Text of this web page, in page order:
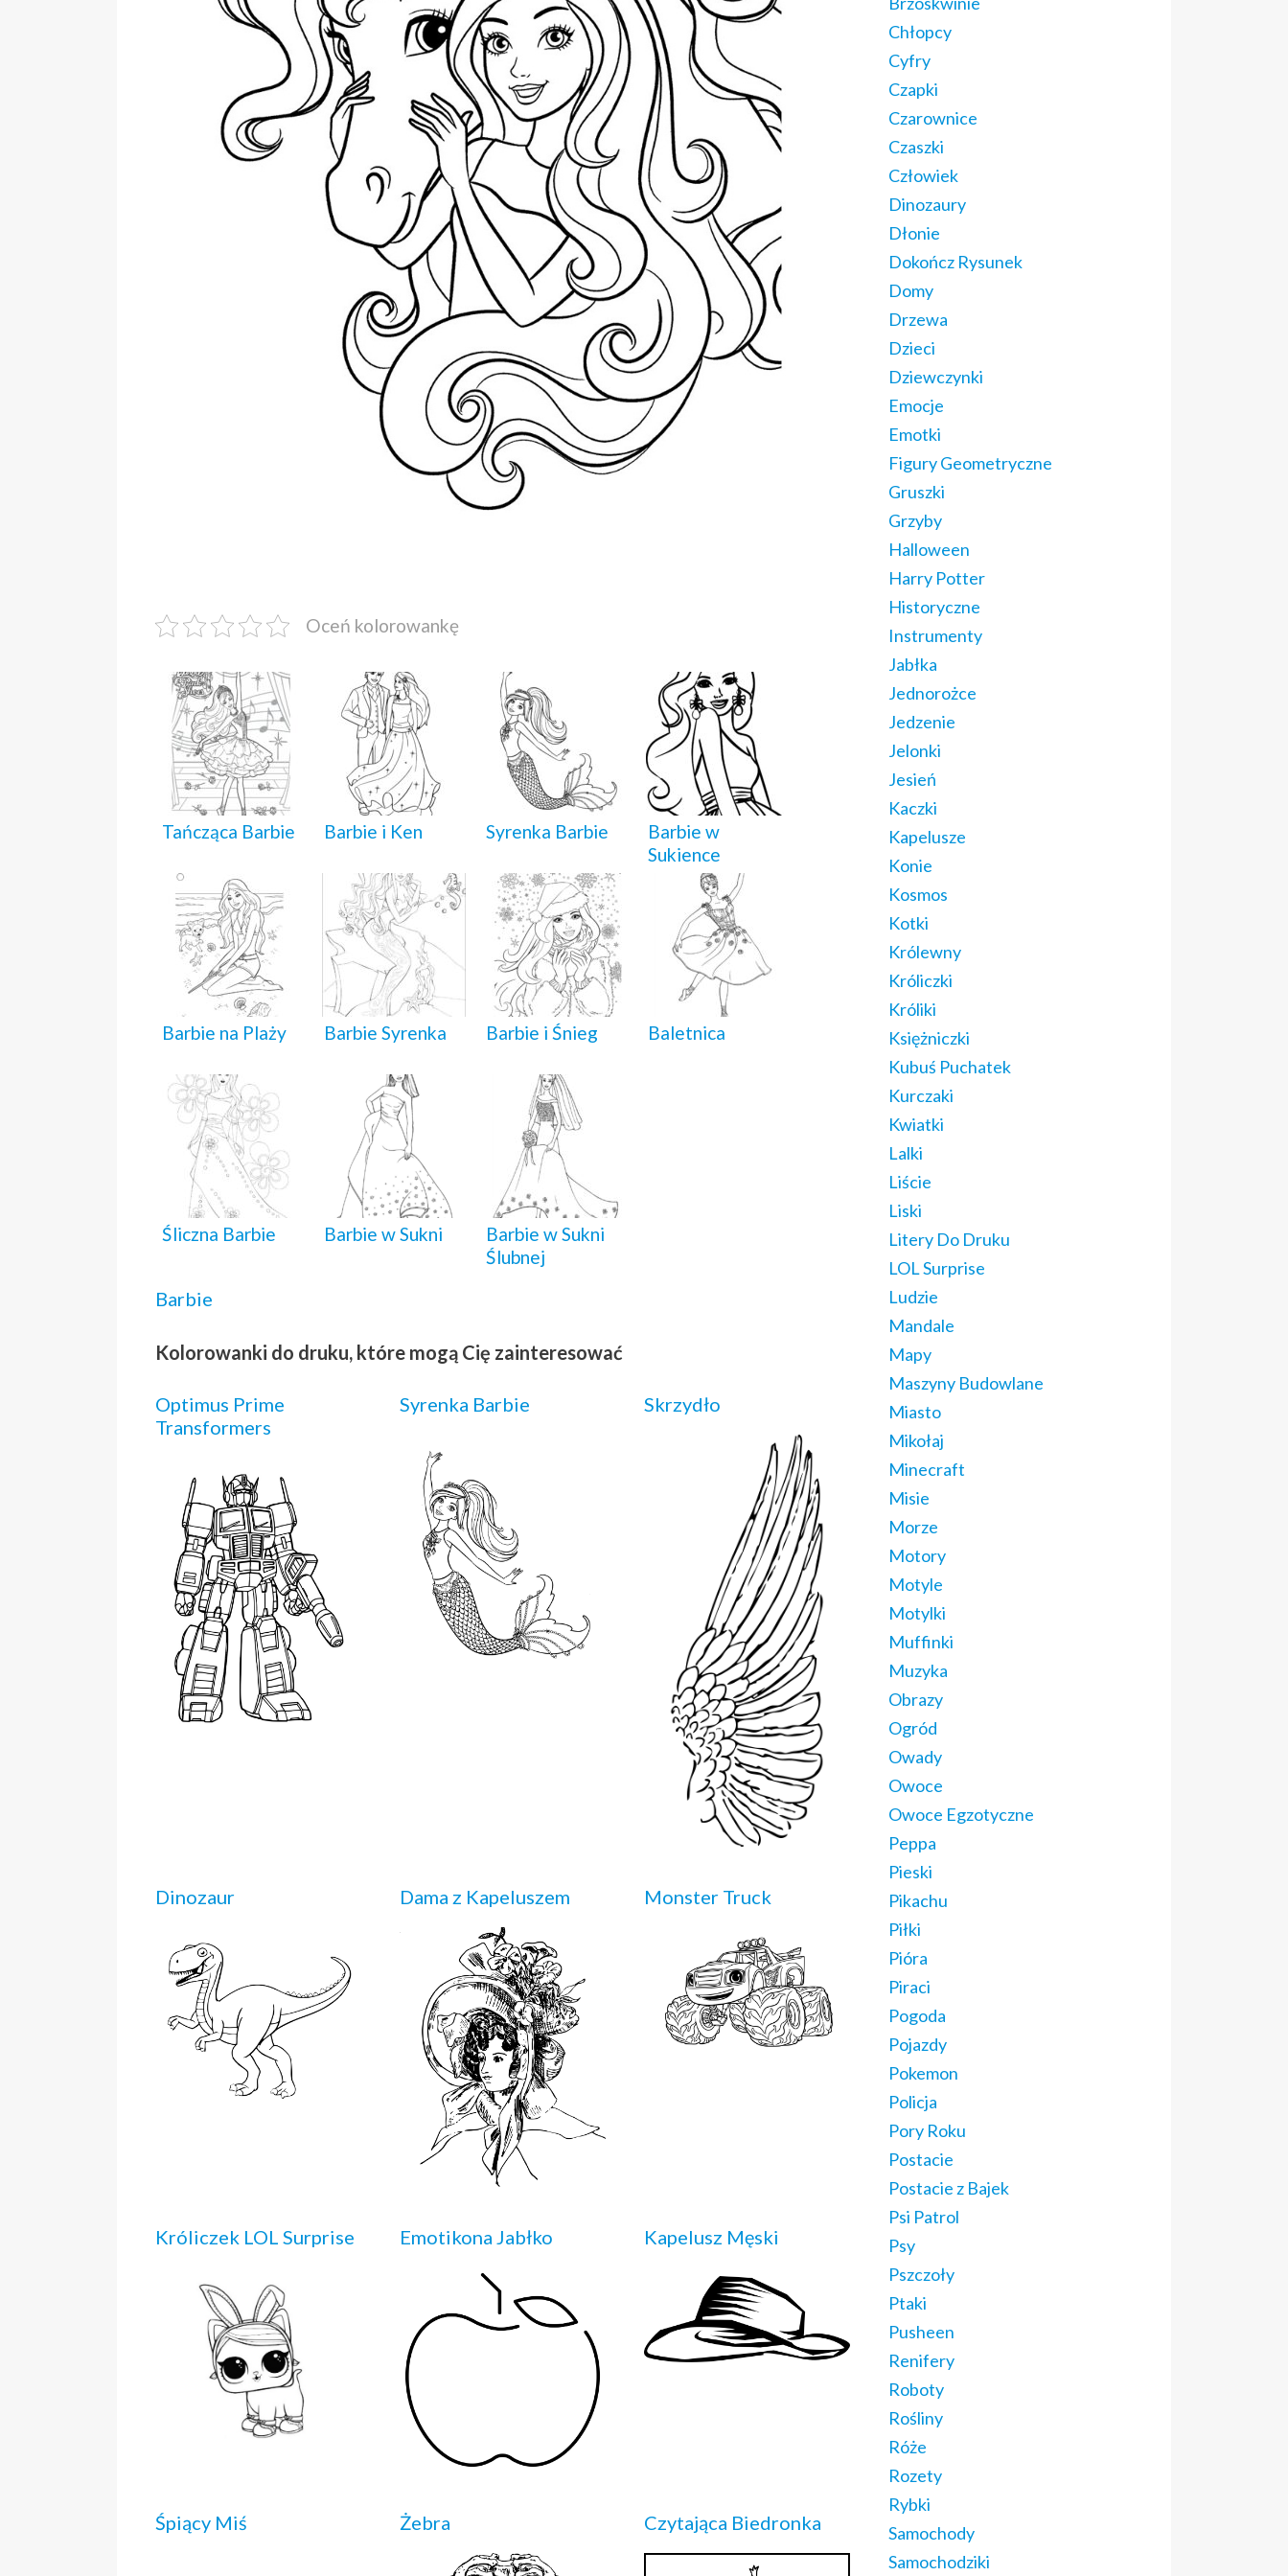
Oceń kolorowankę
Tańcząca Barbie Barbie i Ken Syrenka Barbie
Barbie w
Sukience
Barbie na Plaży Barbie Syrenka Barbie i Śnieg Baletnica
Śliczna Barbie Barbie w Sukni
Barbie w Sukni
Ślubnej
Barbie
Kolorowanki do druku, które mogą Cię zainteresować
Optimus Prime
Transformers
Syrenka Barbie Skrzydło
Dinozaur Dama z Kapeluszem Monster Truck
Króliczek LOL Surprise Emotikona Jabłko Kapelusz Męski
Śpiący Miś Żebra Czytająca Biedronka
Chłopcy
Cyfry
Czapki
Czarownice
Czaszki
Człowiek
Dinozaury
Dłonie
Dokończ Rysunek
Domy
Drzewa
Dzieci
Dziewczynki
Emocje
Emotki
Figury Geometryczne
Gruszki
Grzyby
Halloween
Harry Potter
Historyczne
Instrumenty
Jabłka
Jednorożce
Jedzenie
Jelonki
Jesień
Kaczki
Kapelusze
Konie
Kosmos
Kotki
Królewny
Króliczki
Króliki
Księżniczki
Kubuś Puchatek
Kurczaki
Kwiatki
Lalki
Liście
Liski
Litery Do Druku
LOL Surprise
Ludzie
Mandale
Mapy
Maszyny Budowlane
Miasto
Mikołaj
Minecraft
Misie
Morze
Motory
Motyle
Motylki
Muffinki
Muzyka
Obrazy
Ogród
Owady
Owoce
Owoce Egzotyczne
Peppa
Pieski
Pikachu
Piłki
Pióra
Piraci
Pogoda
Pojazdy
Pokemon
Policja
Pory Roku
Postacie
Postacie z Bajek
Psi Patrol
Psy
Pszczoły
Ptaki
Pusheen
Renifery
Roboty
Rośliny
Róże
Rozety
Rybki
Samochody
Samochodziki